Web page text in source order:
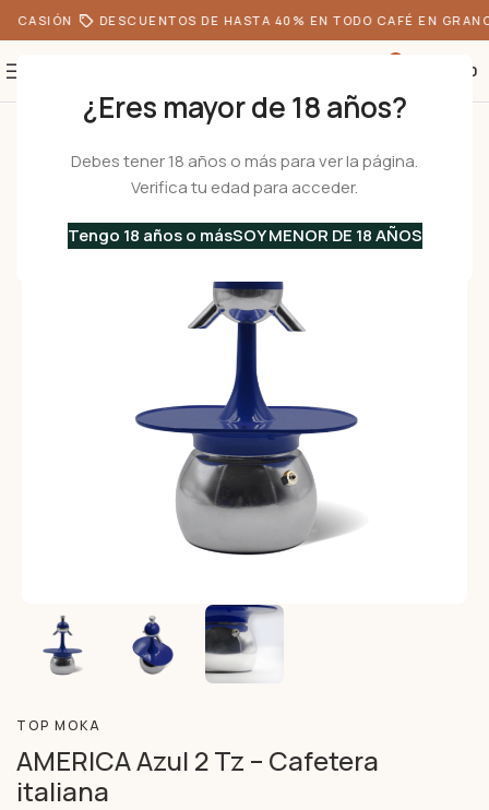
¿Eres mayor de 18 años?
Debes tener 18 años o más para ver la página.
Verifica tu edad para acceder.
Tengo 18 años o másSOY MENOR DE 18 AÑOS
DESCUENTOS DE HASTA 40% EN TODO CAFÉ EN GRANO
0.00
Cafeteras Italianas
TOP MOKA
AMERICA Azul 2 Tz – Cafetera
italiana